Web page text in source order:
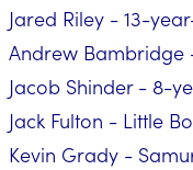
Jared Riley - 13-
Andrew Bambridge
Jacob Shinder - 8-
Jack Fulton - Little
Kevin Grady -